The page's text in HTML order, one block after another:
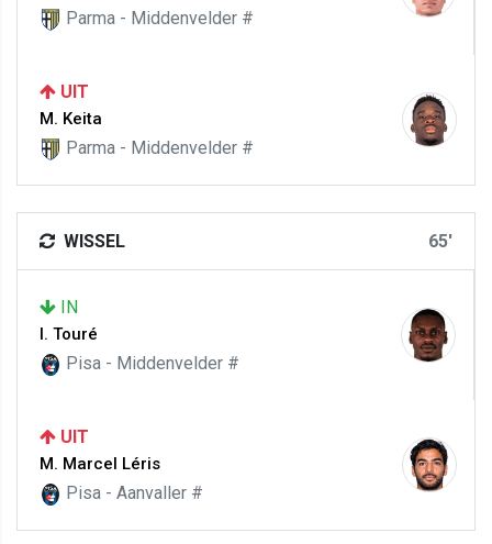
Parma - Middenvelder #
UIT
M. Keita
Parma - Middenvelder #
WISSEL 65'
IN
I. Touré
Pisa - Middenvelder #
UIT
M. Marcel Léris
Pisa - Aanvaller #